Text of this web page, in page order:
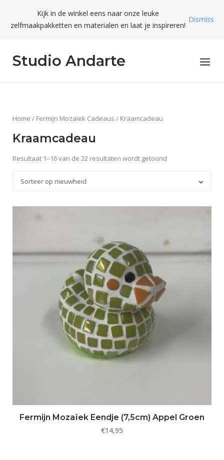
content
Kijk in de winkel eens naar onze leuke
zelfmaakpakketten en materialen en laat je inspireren!
Dismiss
Studio Andarte Menu
Home / Fermijn Mozaïek Cadeaus / Kraamcadeau
Kraamcadeau
Resultaat 1–16 van de 22 resultaten wordt getoond
Sorteer op nieuwheid
Fermijn Mozaïek Eendje (7,5cm) Appel Groen
€14,95